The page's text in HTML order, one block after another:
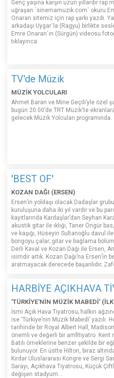
Genç yaşına karşın uzun yıllardır rap
uğraşan ´sinemamuzik.com´ okuru
Onaran sitemiz için rap şarkı yazdı.
arkadaşı Uygar´la (Ragyu) birlikte
Emre Onaran´ın (Sürgün) videosu
tıklayınca:
TV'de Müzik
MÜZİK YOLCULARI
Ahmet Baran ve Mine Geçili’yle özel
bugün 20.00’de TRT Müzik'te
gelecek Müzik Yolcuları programında.
'BEST OF'
KOZAN DAĞI (ERSEN)
Ersen’in yoldaşı olacak Dadaşlar
kuruluşuna daha iki yıl vardır ve bu
kayıtlarında Kardaşlar’dan Seyhan
akustik gitar ile ıklığı, Taner Öngür
ve kaşığı, Hüseyin Sultanoğlu davul ile
bongoyu çalar; gitar ve bağlama
Derli Kaval ve Kozan Dağı ile Ersen,
isimdir artık. Kozan Dağı’na Ersen’in
aratmayacak derecede başarılıdır;
HARBİYE AÇIKHAVA
'TÜRKİYE'NİN MÜZİK MABEDİ'
İsmi Açık Hava Tiyatrosu; halkın
ise ‘Türkiye’nin Müzik Mabedi’
tarihinde bir Royal Albert Hall,
önemli ve değerli bir amfitiyatro. Kent
Batılı örneklerine benzer şekilde bir
bulunuyor. En üstte Hilton, biraz
Kırdar Uluslararası Kongre ve Sergi
Sarayı, Açıkhava Tiyatrosu, Küçük
değişen stadyum…